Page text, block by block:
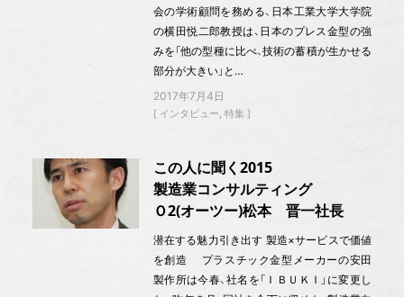
会の学術顧問を務める、日本工業大学大学院
の横田悦二郎教授は、日本のプレス金型の強
みを「他の型種に比べ、技術の蓄積が生かせる
部分が大きい」と…
2017年7月4日
インタビュー 特集
この人に聞く2015
製造業コンサルティング
Ｏ2(オーツー)松本 晋一社長
潜在する魅力引き出す 製造×サービスで価値
を創造 プラスチック金型メーカーの安田
製作所は今春、社名を「ＩＢＵＫＩ」に変更し